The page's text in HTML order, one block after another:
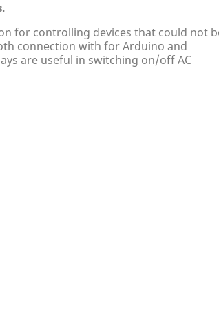
for controlling devices that could not
connection with for Arduino and
are useful in switching on/off AC